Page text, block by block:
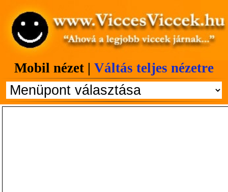
Mobil nézet | Váltás teljes nézetre